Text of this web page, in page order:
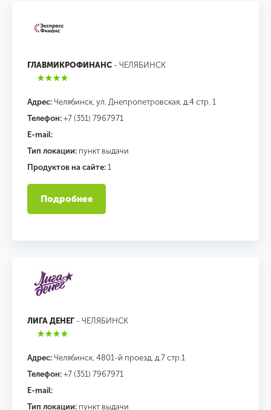
ГЛАВМИКРОФИНАНС - ЧЕЛЯБИНСК
Адрес: Челябинск, ул. Днепропетровская, д.4 стр. 1
Телефон: +7 (351) 7967971
E-mail:
Тип локации: пункт выдачи
Продуктов на сайте: 1
Подробнее
ЛИГА ДЕНЕГ - ЧЕЛЯБИНСК
Адрес: Челябинск, 4801-й проезд, д.7 стр.1
Телефон: +7 (351) 7967971
E-mail:
Тип локации: пункт выдачи